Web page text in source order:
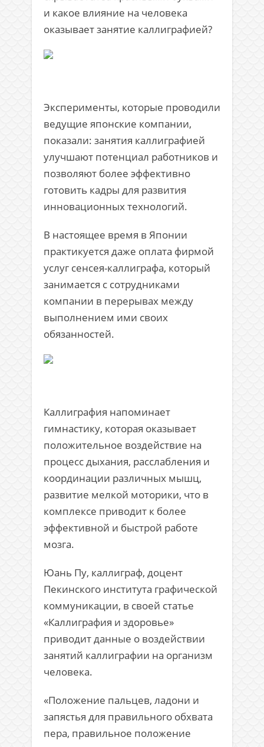
и какое влияние на человека
оказывает занятие каллиграфией?
Эксперименты, которые проводили
ведущие японские компании,
показали: занятия каллиграфией
улучшают потенциал работников и
позволяют более эффективно
готовить кадры для развития
инновационных технологий.
В настоящее время в Японии
практикуется даже оплата фирмой
услуг сенсея-каллиграфа, который
занимается с сотрудниками
компании в перерывах между
выполнением ими своих
обязанностей.
Каллиграфия напоминает
гимнастику, которая оказывает
положительное воздействие на
процесс дыхания, расслабления и
координации различных мышц,
развитие мелкой моторики, что в
комплексе приводит к более
эффективной и быстрой работе
мозга.
Юань Пу, каллиграф, доцент
Пекинского института графической
коммуникации, в своей статье
«Каллиграфия и здоровье»
приводит данные о воздействии
занятий каллиграфии на организм
человека.
«Положение пальцев, ладони и
запястья для правильного обхвата
пера, правильное положение